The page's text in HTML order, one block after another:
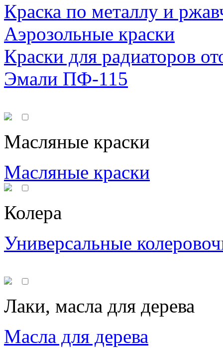
Краска по металлу и
Аэрозольные краски
Краски для радиаторов
Эмали ПФ-115
Масляные краски
Масляные краски
Колера
Универсальные
Лаки, масла для дерева
Масла для дерева